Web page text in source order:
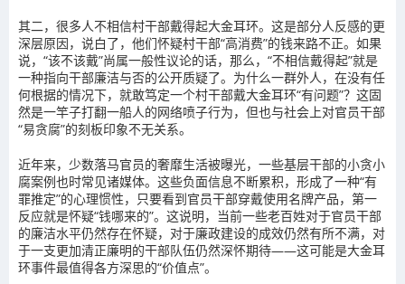
其二，很多人不相信村干部戴得起大金耳环。这是部分人反感的更
深层原因，说白了，他们怀疑村干部“高消费”的钱来路不正。如果
说，“该不该戴”尚属一般性议论的话，那么，“不相信戴得起”就是
一种指向干部廉洁与否的公开质疑了。为什么一群外人，在没有任
何根据的情况下，就敢笃定一个村干部戴大金耳环“有问题”？这固
然是一竿子打翻一船人的网络喷子行为，但也与社会上对官员干部
“易贪腐”的刻板印象不无关系。
近年来，少数落马官员的奢靡生活被曝光，一些基层干部的小贪小
腐案例也时常见诸媒体。这些负面信息不断累积，形成了一种“有
罪推定”的心理惯性，只要看到官员干部穿戴使用名牌产品，第一
反应就是怀疑“钱哪来的”。这说明，当前一些老百姓对于官员干部
的廉洁水平仍然存在怀疑，对于廉政建设的成效仍然有所不满，对
于一支更加清正廉明的干部队伍仍然深怀期待——这可能是大金耳
环事件最值得各方深思的“价值点”。